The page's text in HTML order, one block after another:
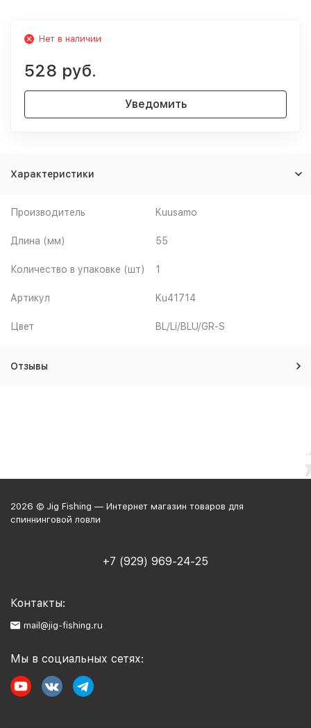
Нет в наличии
528 руб.
Уведомить
Характеристики
Производитель Kuusamo
Длина (мм) 55
Количество в упаковке (шт) 1
Артикул Ku41714
Цвет BL/Li/BLU/GR-S
Отзывы
2026 © Jig Fishing — Интернет магазин товаров для
спиннинговой ловли
+7 (929) 969-24-25
Контакты:
mail@jig-fishing.ru
Мы в социальных сетях: